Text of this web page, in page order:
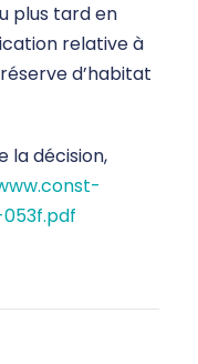
plus tard en
relative à
d’habitat
la décision,